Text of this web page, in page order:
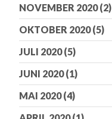
NOVEMBER 2020(2)
OKTOBER 2020(5)
JULI 2020(5)
JUNI 2020(1)
MAI 2020(4)